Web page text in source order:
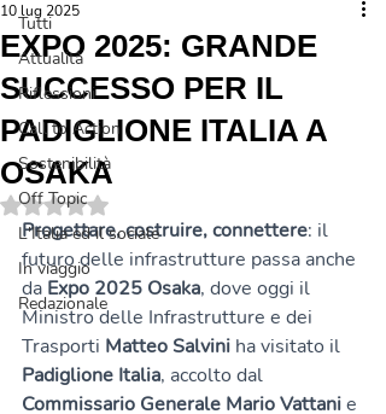
Tutti
Attualità
Riflessioni
Call to Action
Sostenibilità
Off Topic
L'Italia ed il sociale
In viaggio
Redazionale
EXPO 2025: GRANDE
SUCCESSO PER IL
PADIGLIONE ITALIA A
OSAKA
10 lug 2025
Valutazione NaN stelle su 5.
Progettare, costruire, connettere: il
futuro delle infrastrutture passa anche
da Expo 2025 Osaka, dove oggi il
Ministro delle Infrastrutture e dei
Trasporti Matteo Salvini ha visitato il
Padiglione Italia, accolto dal
Commissario Generale Mario Vattani e